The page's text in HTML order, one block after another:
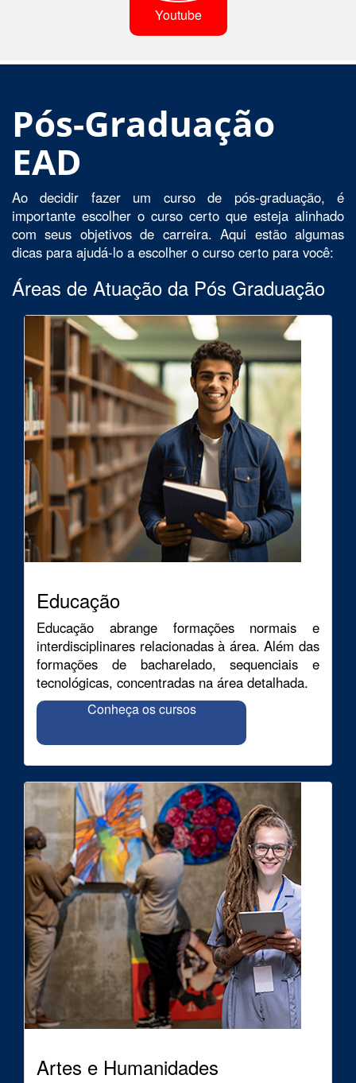
Youtube
Pós-Graduação
EAD
Ao decidir fazer um curso de pós-graduação, é
importante escolher o curso certo que esteja alinhado
com seus objetivos de carreira. Aqui estão algumas
dicas para ajudá-lo a escolher o curso certo para você:
Áreas de Atuação da Pós Graduação
Educação
Educação abrange formações normais e
interdisciplinares relacionadas à área. Além das
formações de bacharelado, sequenciais e
tecnológicas, concentradas na área detalhada.
Conheça os cursos
Artes e Humanidades